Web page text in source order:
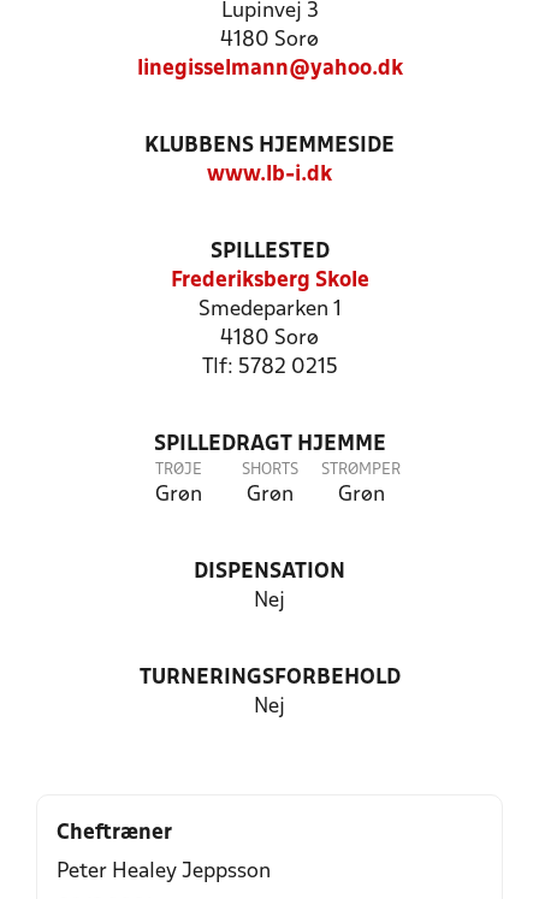
Lupinvej 3
4180 Sorø
linegisselmann@yahoo.dk
KLUBBENS HJEMMESIDE
www.lb-i.dk
SPILLESTED
Frederiksberg Skole
Smedeparken 1
4180 Sorø
Tlf: 5782 0215
SPILLEDRAGT HJEMME
TRØJE
Grøn
SHORTS
Grøn
STRØMPER
Grøn
DISPENSATION
Nej
TURNERINGSFORBEHOLD
Nej
Cheftræner
Peter Healey Jeppsson